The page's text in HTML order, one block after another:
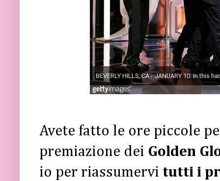
Avete fatto le ore piccole
premiazione dei Golden
io per riassumervi tutti i